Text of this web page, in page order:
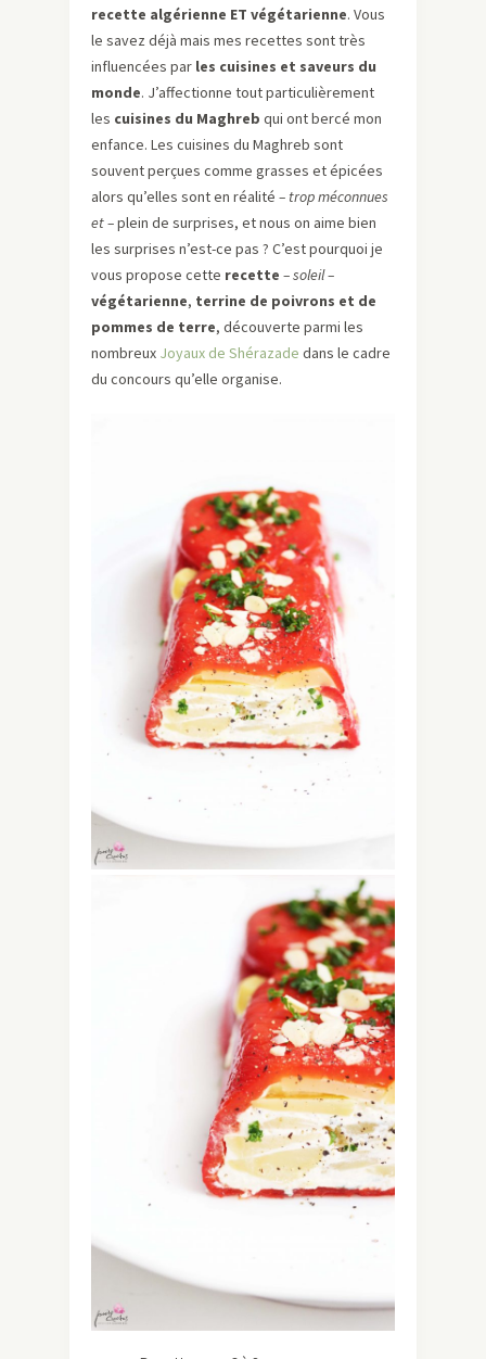
recette algérienne ET végétarienne. Vous
le savez déjà mais mes recettes sont très
influencées par les cuisines et saveurs du
monde. J’affectionne tout particulièrement
les cuisines du Maghreb qui ont bercé mon
enfance. Les cuisines du Maghreb sont
souvent perçues comme grasses et épicées
alors qu’elles sont en réalité – trop méconnues
et –plein de surprises, et nous on aime bien
les surprises n’est-ce pas ? C’est pourquoi je
vous propose cette recette – soleil –
végétarienne, terrine de poivrons et de
pommes de terre, découverte parmi les
nombreux Joyaux de Shérazade dans le cadre
du concours qu’elle organise.